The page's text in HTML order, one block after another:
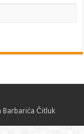
Barbarića Čitluk